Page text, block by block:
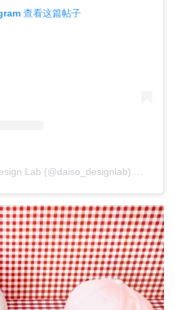
查看这篇帖子